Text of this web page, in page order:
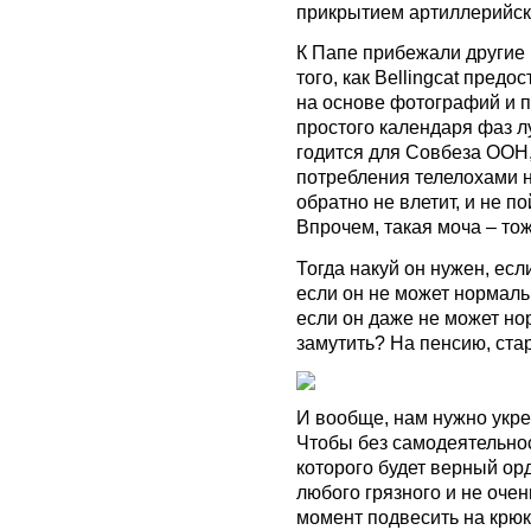
прикрытием
К Папе прибежали
того, как Bellingcat
на основе фотографий и
простого календаря фаз
годится для Совбеза
потребления телелохами
обратно не влетит, и не
Впрочем, такая моча –
Тогда накуй он нужен,
если он не может
если он даже не может
замутить? На пенсию,
И вообще, нам нужно
Чтобы без
которого будет верный
любого грязного и не
момент подвесить на